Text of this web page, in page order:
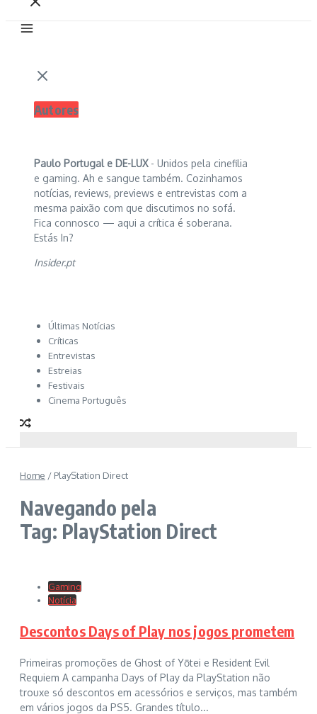
Autores
Paulo Portugal e DE-LUX - Unidos pela cinefilia
e gaming. Ah e sangue também. Cozinhamos
notícias, reviews, previews e entrevistas com a
mesma paixão com que discutimos no sofá.
Fica connosco — aqui a crítica é soberana.
Estás In?
Insider.pt
Últimas Notícias
Críticas
Entrevistas
Estreias
Festivais
Cinema Português
Home / PlayStation Direct
Navegando pela
Tag: PlayStation Direct
Gaming
Notícia
Descontos Days of Play nos jogos prometem
Primeiras promoções de Ghost of Yōtei e Resident Evil
Requiem A campanha Days of Play da PlayStation não
trouxe só descontos em acessórios e serviços, mas também
em vários jogos da PS5. Grandes título...